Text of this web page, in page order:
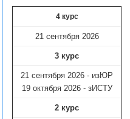
4 курс
21 сентября 2026
3 курс
21 сентября 2026 - изЮР
19 октября 2026 - зИСТУ
2 курс